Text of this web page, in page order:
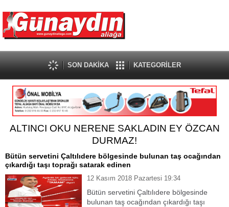
SON DAKİKA KATEGORİLER
ALTINCI OKU NERENE SAKLADIN EY ÖZCAN
DURMAZ!
Bütün servetini Çaltılıdere bölgesinde bulunan taş ocağından
çıkardığı taşı toprağı satarak edinen
12 Kasım 2018 Pazartesi 19:34
Bütün servetini Çaltılıdere bölgesinde
bulunan taş ocağından çıkardığı taşı